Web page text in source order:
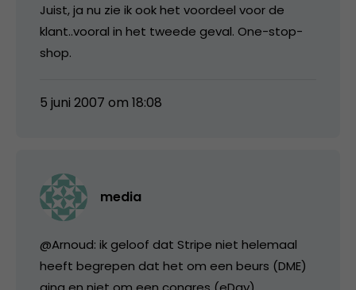
Juist, ja nu zie ik ook het voordeel voor de
klant..vooral in het tweede geval. One-stop-
shop.
5 juni 2007 om 18:08
media
@Arnoud: ik geloof dat Stripe niet helemaal
heeft begrepen dat het om een beurs (DME)